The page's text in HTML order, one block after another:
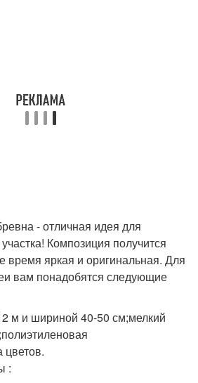
- отличная идея для
Композиция получится
время яркая и оригинальная. Для
вам понадобятся следующие
2 м и шириной 40-50 см;мелкий
цветов.
: